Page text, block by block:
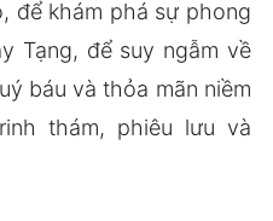
để khám phá sự phong
Tạng, để suy ngẫm về
báu và thỏa mãn niềm
thám, phiêu lưu và